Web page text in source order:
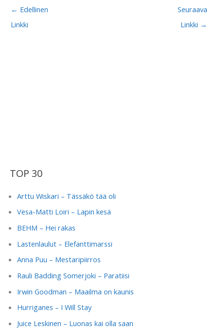
← Edellinen
Linkki
Seuraava
Linkki →
TOP 30
Arttu Wiskari – Tässäkö tää oli
Vesa-Matti Loiri – Lapin kesä
BEHM – Hei rakas
Lastenlaulut – Elefanttimarssi
Anna Puu – Mestaripiirros
Rauli Badding Somerjoki – Paratiisi
Irwin Goodman – Maailma on kaunis
Hurriganes – I Will Stay
Juice Leskinen – Luonas kai olla saan